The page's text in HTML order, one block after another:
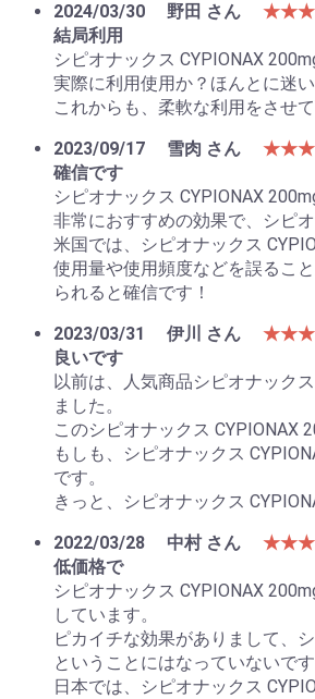
2024/03/30
野田 さん
結局利用
シピオナックス CYPIONAX
実際に利用使用か？ほんとに迷
これからも、柔軟な利用をさせ
2023/09/17
雪肉 さん
確信です
シピオナックス CYPIONAX
非常におすすめの効果で、シピ
米国では、シピオナックス
使用量や使用頻度などを誤るこ
られると確信です！
2023/03/31
伊川 さん
良いです
以前は、人気商品シピオナック
ました。
このシピオナックス CYPIONAX
もしも、シピオナックス
です。
きっと、シピオナックス
2022/03/28
中村 さん
低価格で
シピオナックス CYPIONAX
しています。
ピカイチな効果がありまして、
ということにはなっていないです
日本では、シピオナックス